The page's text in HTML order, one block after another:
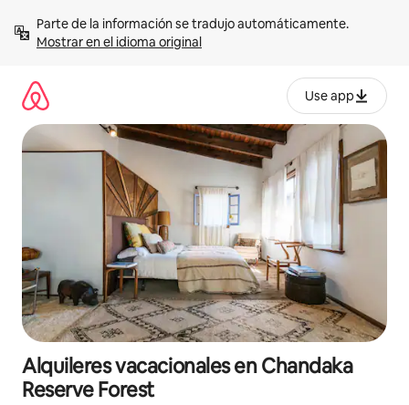
contenidoMostrar en el idioma original
Use app
Alquileres vacacionales en Chandaka
Reserve Forest